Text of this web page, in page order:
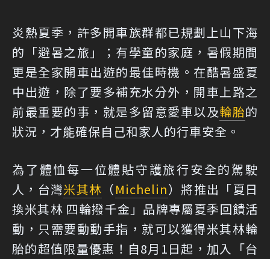
炎熱夏季，許多開車族群都已規劃上山下海
的「避暑之旅」；有學童的家庭，暑假期間
更是全家開車出遊的最佳時機。在酷暑盛夏
中出遊，除了要多補充水分外，開車上路之
前最重要的事，就是多留意愛車以及輪胎的
狀況，才能確保自己和家人的行車安全。
為了體恤每一位體貼守護旅行安全的駕駛
人，台灣米其林 （Michelin）將推出「夏日
換米其林 四輪撥千金」品牌專屬夏季回饋活
動，只需要動動手指，就可以獲得米其林輪
胎的超值限量優惠！自8月1日起，加入「台